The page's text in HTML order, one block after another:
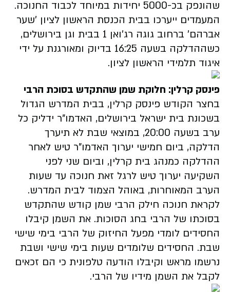
שהונפק בכ-5000 יחידות במיוחד לכבוד החנוכה.
המעמדים ייערכו בבית הכנסת הראשון לציון 'שער
אברהם' ברחוב גוגה רג'ואן 1 בבית וגן בירושלים,
כשההדלקה בשעה 16:25 בדיוק ומאורגנת על ידי
איגוד תלמידי הראשון לציון.
פינסק קרלין: חלוקת שמן שהתקדש בסוכת הרבי
בחצר הקודש פינסק קרלין, בבית המדרש הגדול
בשכונת בית ישראל בירושלים, האדמו"ר ידליק כל
ערב בשעה 20:00, במוצאי שבת לא תיערך
הדלקה, ביום חמישי יערוך האדמו"ר טיש לאחר
ההדלקה כמנהג בית קרלין, וביום שני לפני
השקיעה יערוך טיש לרגל זאת חנוכה עד שעות
הערב המאוחרות, באוהל הצמוד לבית המדרש.
לקראת חנוכה חילק הרבי שמן קודש שהתקדש
בסוכתו של הרבי בחג הסוכות. את השמן קיבלו
החסידים לומדי מפעל החיזוק של הרבי בימי שישי
שבת. החסידים שלומדים שעות בימי שישי ושבת
נרשמו מראש וקיבלו הודעה טלפונית כי הם זכאים
לקבל את השמן מידיו של הרבי.